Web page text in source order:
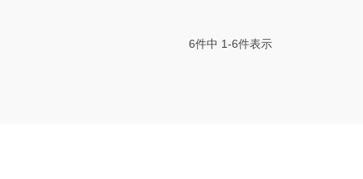
6件中 1-6件表示